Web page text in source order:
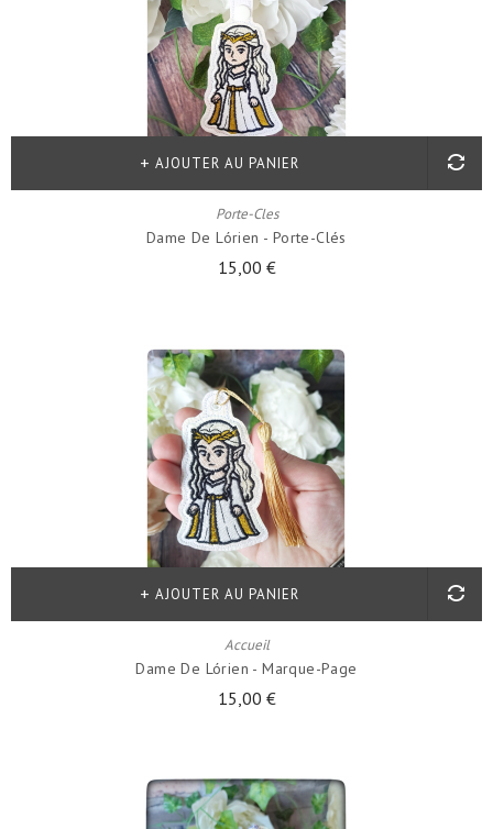
Porte-Cles
Dame De Lórien - Porte-Clés
15,00 €
AJOUTER AU PANIER
Accueil
Dame De Lórien - Marque-Page
15,00 €
AJOUTER AU PANIER